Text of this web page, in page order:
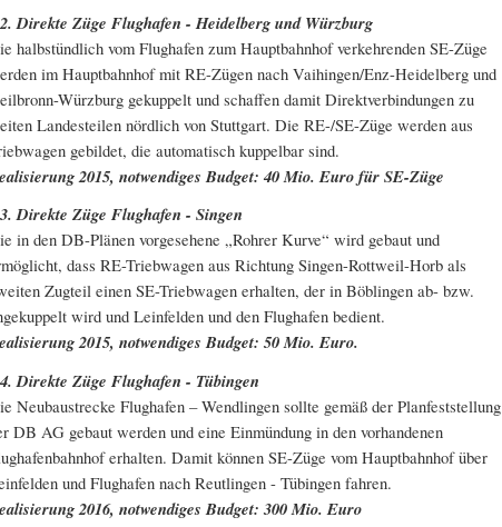
Direkte Züge Flughafen - Heidelberg und Würzburg
halbstündlich vom Flughafen zum Hauptbahnhof verkehrenden SE-Züge
im Hauptbahnhof mit RE-Zügen nach Vaihingen/Enz-Heidelberg und
Würzburg gekuppelt und schaffen damit Direktverbindungen zu
Landesteilen nördlich von Stuttgart. Die RE-/SE-Züge werden aus
gebildet, die automatisch kuppelbar sind.
2015, notwendiges Budget: 40 Mio. Euro für SE-Züge
Direkte Züge Flughafen - Singen
in den DB-Plänen vorgesehene „Rohrer Kurve“ wird gebaut und
dass RE-Triebwagen aus Richtung Singen-Rottweil-Horb als
Zugteil einen SE-Triebwagen erhalten, der in Böblingen ab- bzw.
wird und Leinfelden und den Flughafen bedient.
2015, notwendiges Budget: 50 Mio. Euro.
Direkte Züge Flughafen - Tübingen
Neubaustrecke Flughafen – Wendlingen sollte gemäß der Planfeststellung
DB AG gebaut werden und eine Einmündung in den vorhandenen
erhalten. Damit können SE-Züge vom Hauptbahnhof über
und Flughafen nach Reutlingen - Tübingen fahren.
2016, notwendiges Budget: 300 Mio. Euro